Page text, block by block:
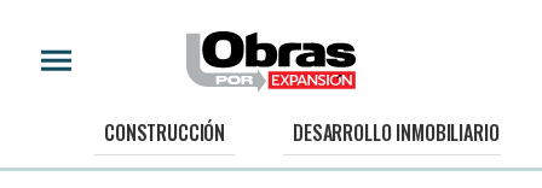
CONSTRUCCIÓN DESARROLLO INMOBILIARIO